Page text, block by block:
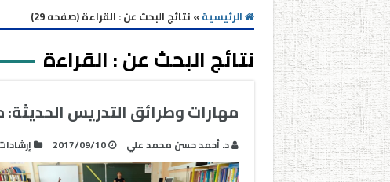
الرئيسية» نتائج البحث عن : القراءة (صفحه 29)
نتائج البحث عن :القراءة
مهارات وطرائق التدريس الحديثة:
د. أحمد حسن محمد علي 2017/09/10